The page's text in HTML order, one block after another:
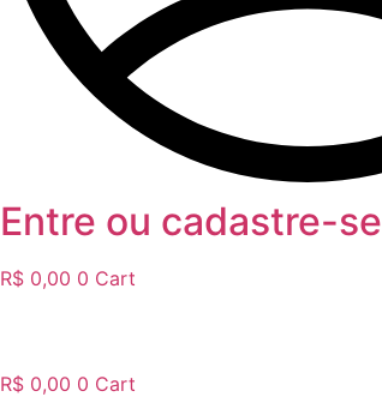
Entre ou cadastre-se
R$ 0,00 0 Cart
R$ 0,00 0 Cart